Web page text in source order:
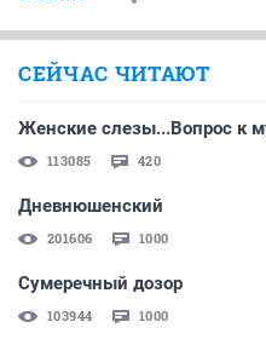
СЕЙЧАС ЧИТАЮТ
Женские слезы...Вопрос к
113085 420
Дневнюшенский
201606 1000
Сумеречный дозор
103944 1000